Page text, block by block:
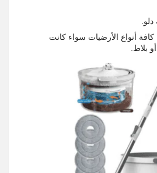
أنواع الأرضيات سواء كانت
بلاط.